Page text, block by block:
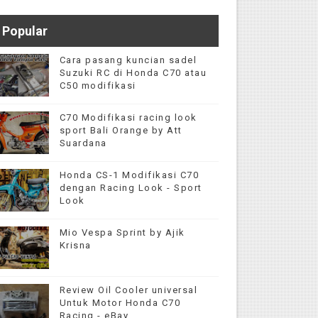
Popular
Cara pasang kuncian sadel
Suzuki RC di Honda C70 atau
C50 modifikasi
C70 Modifikasi racing look
sport Bali Orange by Att
Suardana
Honda CS-1 Modifikasi C70
dengan Racing Look - Sport
Look
Mio Vespa Sprint by Ajik
Krisna
Review Oil Cooler universal
Untuk Motor Honda C70
Racing - eBay